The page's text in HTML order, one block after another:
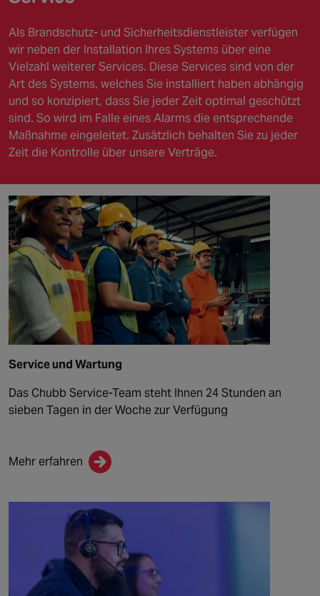
Als Brandschutz- und Sicherheitsdienstleister verfügen
wir neben der Installation Ihres Systems über eine
Vielzahl weiterer Services. Diese Services sind von der
Art des Systems, welches Sie installiert haben abhängig
und so konzipiert, dass Sie jeder Zeit optimal geschützt
sind. So wird im Falle eines Alarms die entsprechende
Maßnahme eingeleitet. Zusätzlich behalten Sie zu jeder
Zeit die Kontrolle über unsere Verträge.
Service und Wartung
Das Chubb Service-Team steht Ihnen 24 Stunden an
sieben Tagen in der Woche zur Verfügung
Mehr erfahren